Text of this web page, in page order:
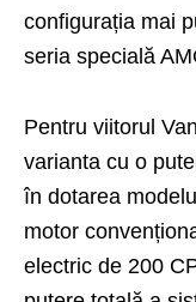
configurația mai
seria specială
Pentru viitorul
varianta cu o
în dotarea
motor
electric de 200